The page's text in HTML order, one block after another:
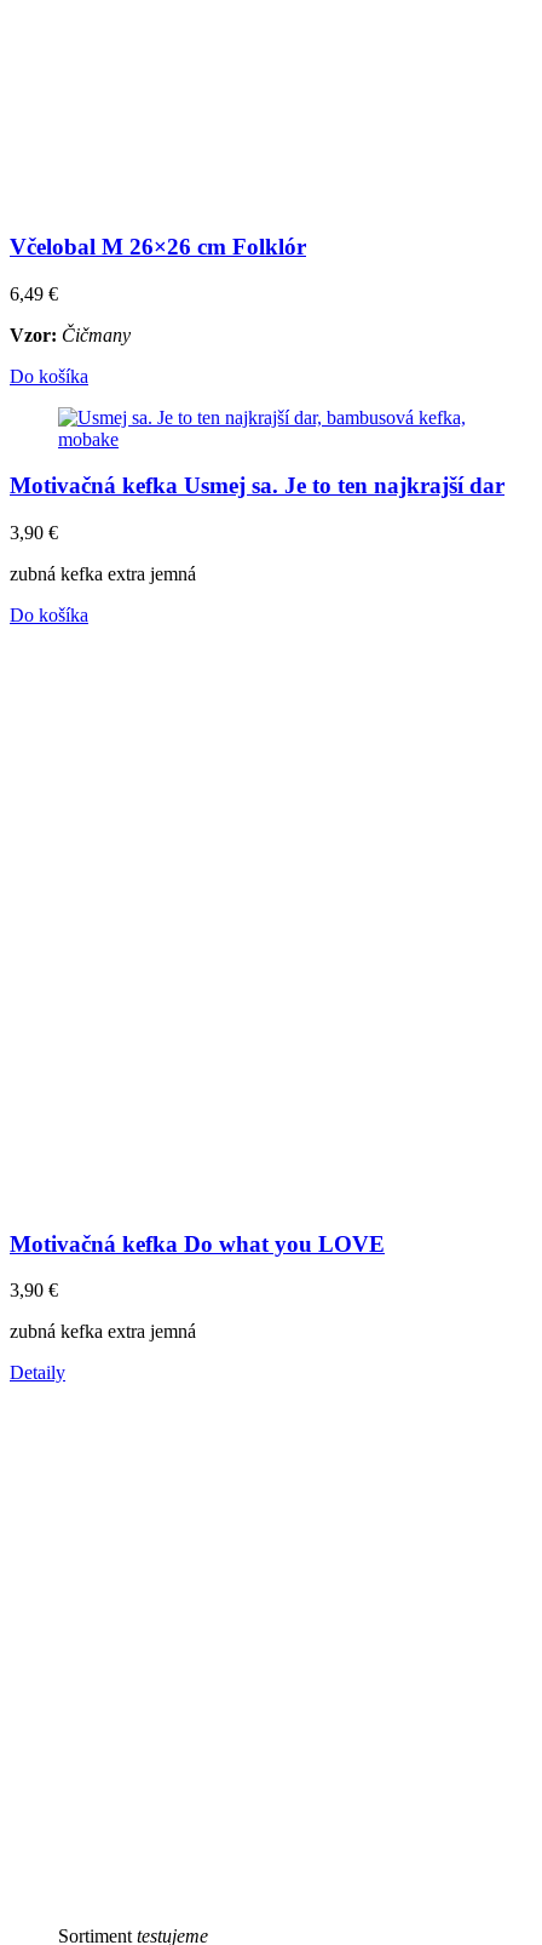
Včelobal M 26×26 cm Folklór
6,49 €
Vzor: Čičmany
Do košíka
Motivačná kefka Usmej sa. Je to ten najkrajší dar
3,90 €
zubná kefka extra jemná
Do košíka
Motivačná kefka Do what you LOVE
3,90 €
zubná kefka extra jemná
Detaily
Sortiment testujeme